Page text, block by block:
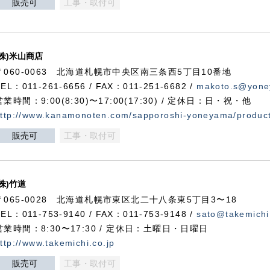
販売可 工事・取付可
)米山商店
060-0063 北海道札幌市中央区南三条西5丁目10番地
：011-261-6656 / FAX：011-251-6682 /
業時間：9:00(8:30)〜17:00(17:30) / 定休日：日・祝・他
www.kanamonoten.com/sapporoshi-yoneyama/
販売可 工事・取付可
)竹道
065-0028 北海道札幌市東区北二十八条東5丁目3〜18
：011-753-9140 / FAX：011-753-9148 /
業時間：8:30〜17:30 / 定休日：土曜日・日曜日
www.takemichi.co.jp
販売可 工事・取付可